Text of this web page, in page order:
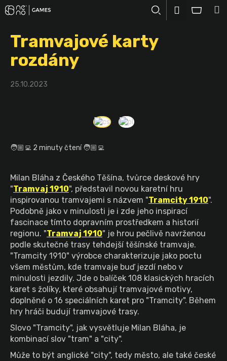
Přejít
na
Hledat
Přihlášení
Tramvajové karty
rozdány
25.10.2023
🧑🏼‍💻 2 minuty čtení 🧑🏼‍💻
Milan Bláha z Českého Těšína, tvůrce deskové hry
"Tramvaj 1910", představil novou karetní hru
inspirovanou tramvajemi s názvem "Tramcity 1910".
Podobně jako v minulosti je i zde jeho inspirací
fascinace tímto dopravním prostředkem a historií
regionu. "Tramvaj 1910" je hrou pečlivě navrženou
podle skutečné trasy tehdejší těšínské tramvaje.
"Tramcity 1910" výrobce charakterizuje jako poctu
všem městům, kde tramvaje buď jezdí nebo v
minulosti jezdily. Jde o balíček 108 klasických hracích
karet s žolíky, které obsahují tramvajové motivy,
doplněné o 16 speciálních karet pro "Tramcity". Během
hry hráči budují tramvajové trasy.
Slovo "Tramcity", jak vysvětluje Milan Bláha, je
kombinací slov "tram" a "city".
Může to být anglické "city", tedy město, ale také české
K
o
C
o
p
b
j
e
t
e
n
a
j
í
t
?
HLEDAT